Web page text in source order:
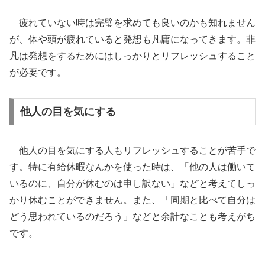
疲れていない時は完璧を求めても良いのかも知れません
が、体や頭が疲れていると発想も凡庸になってきます。非
凡は発想をするためにはしっかりとリフレッシュすること
が必要です。
他人の目を気にする
他人の目を気にする人もリフレッシュすることが苦手で
す。特に有給休暇なんかを使った時は、「他の人は働いて
いるのに、自分が休むのは申し訳ない」などと考えてしっ
かり休むことができません。また、「同期と比べて自分は
どう思われているのだろう」などと余計なことも考えがち
です。